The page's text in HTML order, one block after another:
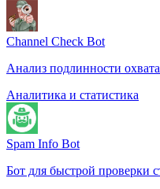
Channel Check Bot
Анализ подлинности
Аналитика и статистика
Spam Info Bot
Бот для быстрой проверки